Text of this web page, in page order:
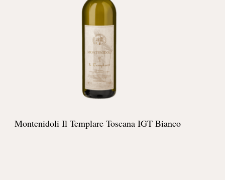
Montenidoli Il Templare Toscana IGT Bianco